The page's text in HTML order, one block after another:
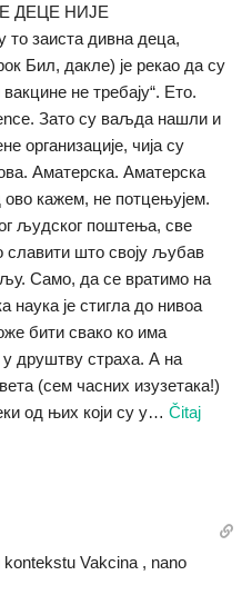
ДЕЦЕ НИЈЕ
заиста дивна деца,
Бил, дакле) је рекао да су
не требају“. Ето.
Зато су ваљда нашли и
организације, чија су
Аматерска. Аматерска
кажем, не потцењујем.
људског поштења, све
славити што своју љубав
Само, да се вратимо на
наука је стигла до нивоа
бити свако ко има
друштву страха. А на
(сем часних изузетака!)
од њих који су у… Čitaj
Vakcina , nano